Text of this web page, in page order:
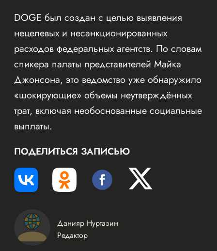
DOGE был создан с целью выявления
нецелевых и несанкционированных
расходов федеральных агентств. По словам
спикера палаты представителей Майка
Джонсона, это ведомство уже обнаружило
«шокирующие» объемы неутверждённых
трат, включая необоснованные социальные
выплаты.
ПОДЕЛИТЬСЯ ЗАПИСЬЮ
Данияр Нуртазин
Редактор